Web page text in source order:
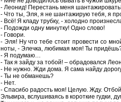
- Леонид! Перестань меня
- Что ты, Эля, я не шантажирую тебя, я
- Всё! Я кладу трубку, - холодно
- Подожди одну минутку! Одно слово!
- Говори.
- Эля! Ну что тебе стоит провести со
ноты, - Элечка, любимая моя! Ты
- Я подумаю…
- Так я зайду за тобой! – обрадовался
- Не нужно. Жди дома. Я сама найду
- Ты не обманешь?
- Нет.
- Спасибо радость моя! Целую. Жду.
Эльвира, вслушиваясь в короткие гудки,